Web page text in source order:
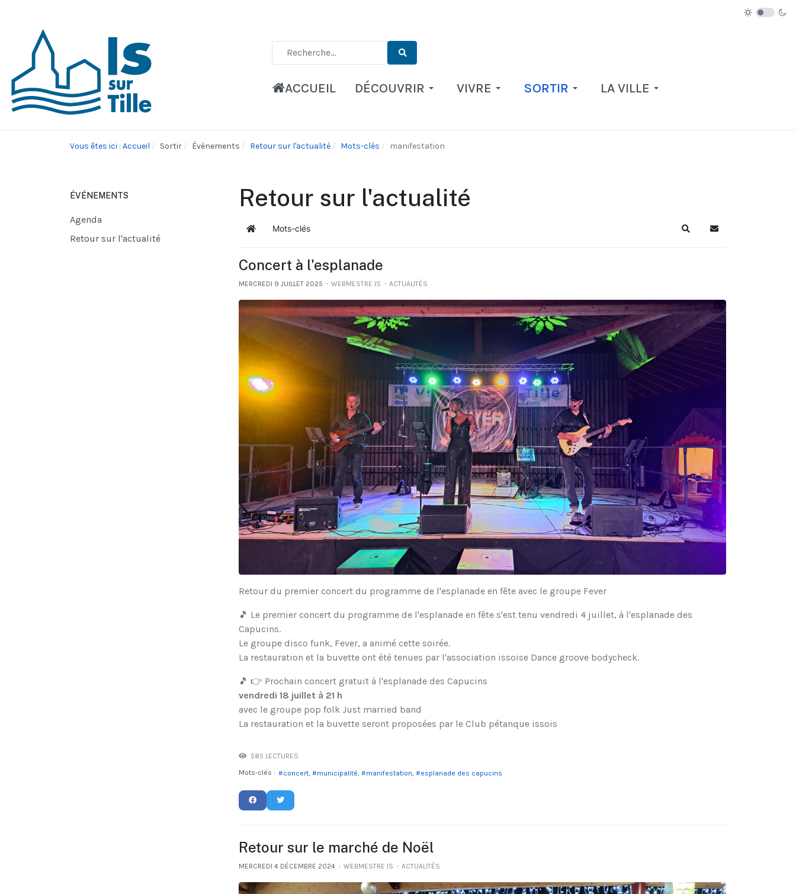
ACCUEIL DÉCOUVRIR VIVRE SORTIR LA VILLE
Vous êtes ici : Accueil Sortir Évènements Retour sur l'actualité Mots-clés manifestation
Retour sur l'actualité
AccueilMots-clés RechercheS'abonner au blog
Concert à l'esplanade
MERCREDI 9 JUILLET 2025 WEBMESTRE IS ACTUALITÉS
Retour du premier concert du programme de l'esplanade en fête avec le groupe Fever
🎵 Le premier concert du programme de l'esplanade en fête s'est tenu vendredi 4 juillet, à l'esplanade des
Capucins.
Le groupe disco funk, Fever, a animé cette soirée.
La restauration et la buvette ont été tenues par l'association issoise Dance groove bodycheck.
🎵 👉 Prochain concert gratuit à l'esplanade des Capucins
vendredi 18 juillet à 21 h
avec le groupe pop folk Just married band
La restauration et la buvette seront proposées par le Club pétanque issois
585 LECTURES
Mots-clés :
concert municipalité manifestation esplanade des capucins
Retour sur le marché de Noël
MERCREDI 4 DÉCEMBRE 2024 WEBMESTRE IS ACTUALITÉS
ÉVÉNEMENTS
Agenda
Retour sur l'actualité